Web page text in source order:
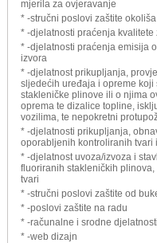
mjerila za ovjeravanje
* -stručni poslovi zaštite okoliša
* -djelatnosti praćenja kvalitete
* -djelatnosti praćenja emisija
izvora
* -djelatnost prikupljanja,
sljedećih uređaja i opreme
stakleničke plinove ili o njima
oprema te dizalice topline,
vozilima, te nepokretni
* -djelatnosti prikupljanja,
oporabljenih kontroliranih tvari
* -djelatnost uvoza/izvoza i
fluoriranih stakleničkih
tvari
* -stručni poslovi zaštite od
* -poslovi zaštite na radu
* -računalne i srodne djelatnosti
* -web dizajn